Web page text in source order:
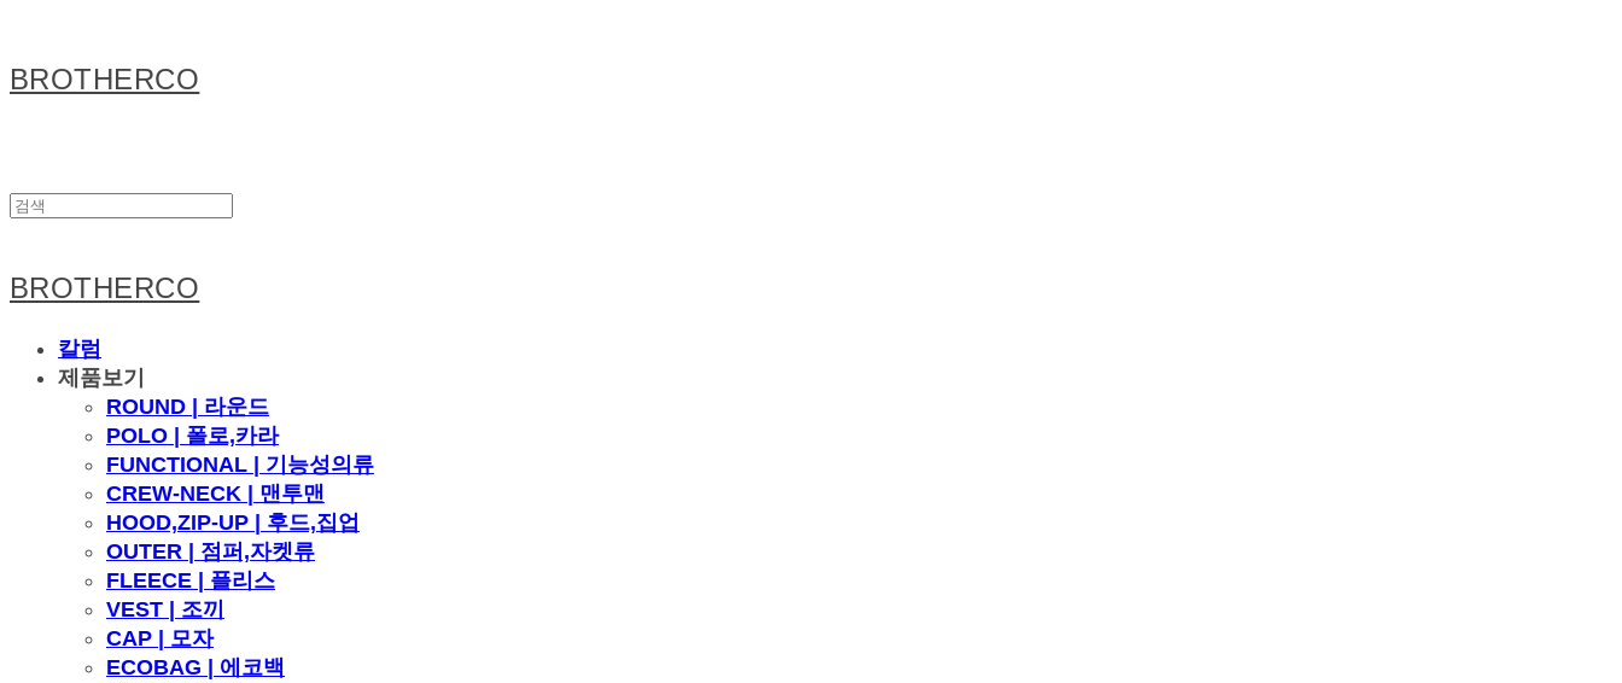
BROTHERCO
BROTHERCO
칼럼
제품보기
ROUND | 라운드
POLO | 폴로,카라
FUNCTIONAL | 기능성의류
CREW-NECK | 맨투맨
HOOD,ZIP-UP | 후드,집업
OUTER | 점퍼,자켓류
FLEECE | 플리스
VEST | 조끼
CAP | 모자
ECOBAG | 에코백